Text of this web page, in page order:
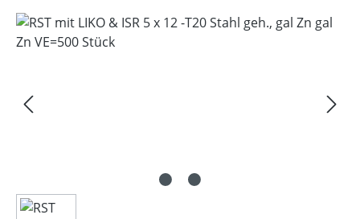
Bildergalerie überspringen